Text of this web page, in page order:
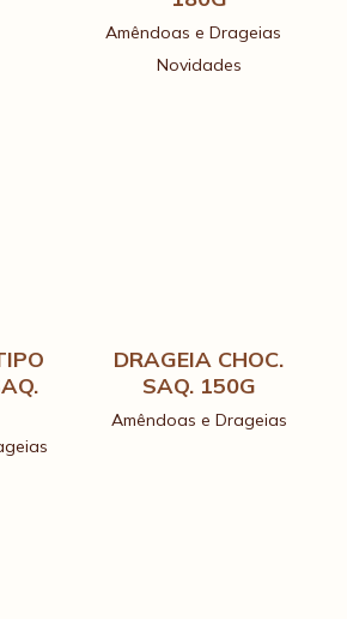
histórias em família.
Amêndoas e Drageias
Novidades
Amêndoas e Drageias
DRAGEIA CHOC.
SAQ. 150G